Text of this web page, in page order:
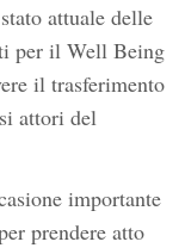
attuale delle
per il Well Being
il trasferimento
attori del
importante
prendere atto